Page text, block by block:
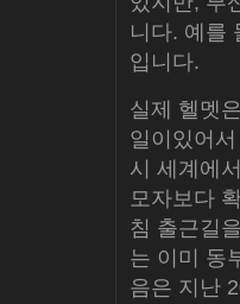
니다. 예를
입니다.
실제 헬멧
일이있어
시 세계에
모자보다
침 출근길
는 이미 동
음은 지난